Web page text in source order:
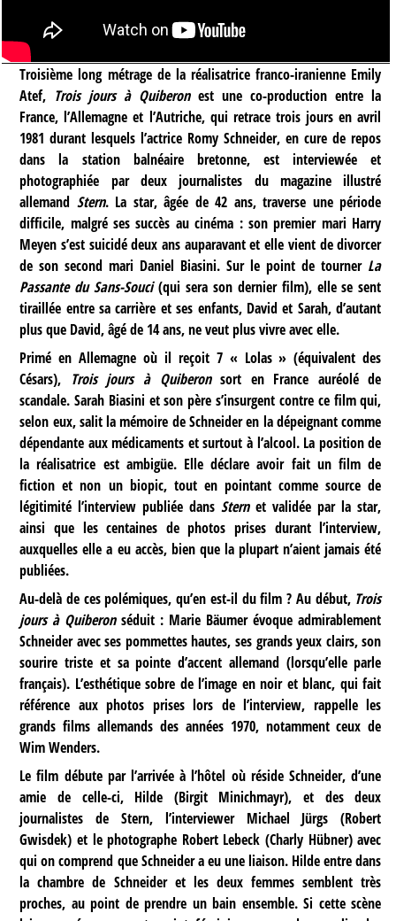
Troisième long métrage de la réalisatrice franco-iranienne Emily
Atef, Trois jours à Quiberonest une co-production entre la
France, l’Allemagne et l’Autriche, qui retrace trois jours en avril
1981 durant lesquels l’actrice Romy Schneider, en cure de repos
dans la station balnéaire bretonne, est interviewée et
photographiée par deux journalistes du magazine illustré
allemand Stern. La star, âgée de 42 ans, traverse une période
difficile, malgré ses succès au cinéma : son premier mari Harry
Meyen s’est suicidé deux ans auparavant et elle vient de divorcer
de son second mari Daniel Biasini. Sur le point de tournerLa
Passante du Sans-Souci(qui sera son dernier film), elle se sent
tiraillée entre sa carrière et ses enfants, David et Sarah, d’autant
plus que David, âgé de 14 ans, ne veut plus vivre avec elle.
Primé en Allemagne où il reçoit 7 « Lolas » (équivalent des
Césars), Trois jours à Quiberonsort en France auréolé de
scandale. Sarah Biasini et son père s’insurgent contre ce film qui,
selon eux, salit la mémoire de Schneider en la dépeignant comme
dépendante aux médicaments et surtout à l’alcool. La position de
la réalisatrice est ambigüe. Elle déclare avoir fait un film de
fiction et non un biopic, tout en pointant comme source de
légitimité l’interview publiée dansSternet validée par la star,
ainsi que les centaines de photos prises durant l’interview,
auxquelles elle a eu accès, bien que la plupart n’aient jamais été
publiées.
Au-delà de ces polémiques, qu’en est-il du film ? Au début, Trois
jours à Quiberonséduit : Marie Bäumer évoque admirablement
Schneider avec ses pommettes hautes, ses grands yeux clairs, son
sourire triste et sa pointe d’accent allemand (lorsqu’elle parle
français). L’esthétique sobre de l’image en noir et blanc, qui fait
référence aux photos prises lors de l’interview, rappelle les
grands films allemands des années 1970, notamment ceux de
Wim Wenders.
Le film débute par l’arrivée à l’hôtel où réside Schneider, d’une
amie de celle-ci, Hilde (Birgit Minichmayr), et des deux
journalistes de Stern, l’interviewer Michael Jürgs (Robert
Gwisdek) et le photographe Robert Lebeck (Charly Hübner) avec
qui on comprend que Schneider a eu une liaison. Hilde entre dans
la chambre de Schneider et les deux femmes semblent très
proches, au point de prendre un bain ensemble. Si cette scène